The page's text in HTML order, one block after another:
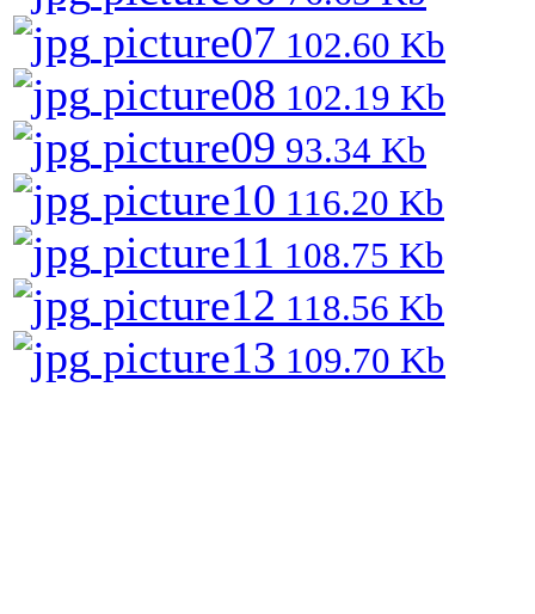
picture07 102.60 Kb
picture08 102.19 Kb
picture09 93.34 Kb
picture10 116.20 Kb
picture11 108.75 Kb
picture12 118.56 Kb
picture13 109.70 Kb